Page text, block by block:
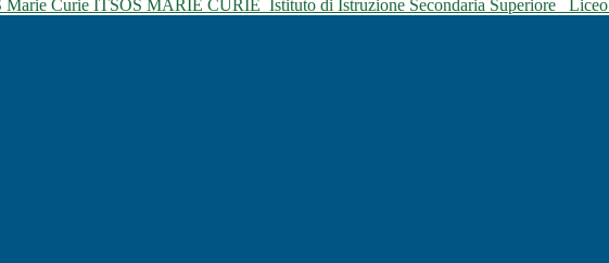
ITSOS MARIE CURIE Istituto di Istruzione Secondaria Superiore